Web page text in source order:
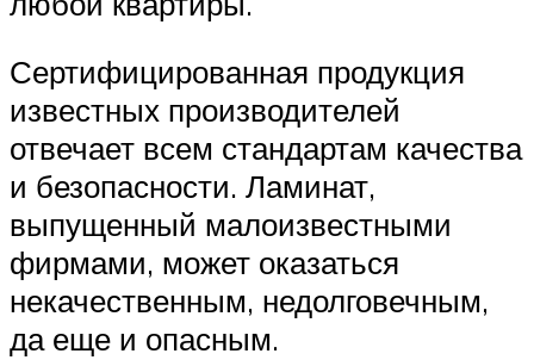
Сертифицированная продукция
известных производителей
отвечает всем стандартам качества
и безопасности. Ламинат,
выпущенный малоизвестными
фирмами, может оказаться
некачественным, недолговечным,
да еще и опасным.